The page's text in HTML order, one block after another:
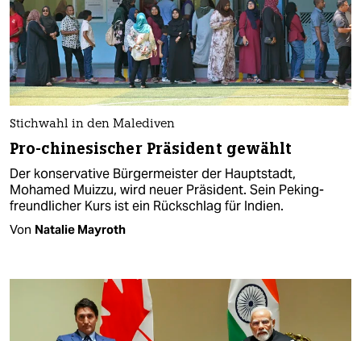
Stichwahl in den Malediven
Pro-chinesischer Präsident gewählt
Der konservative Bürgermeister der Hauptstadt,
Mohamed Muizzu, wird neuer Präsident. Sein Peking-
freundlicher Kurs ist ein Rückschlag für Indien.
Von Natalie Mayroth